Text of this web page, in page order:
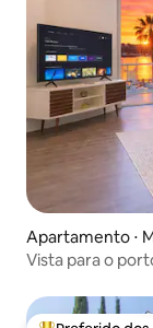
Apartamento ⋅
Vista para o